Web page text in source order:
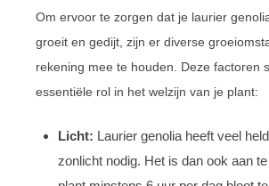
Om ervoor te zorgen dat je laurier
groeit en gedijt, zijn er diverse
rekening mee te houden. Deze factoren
essentiële rol in het welzijn van je plant:
Licht: Laurier genolia heeft veel
zonlicht nodig. Het is dan ook aan